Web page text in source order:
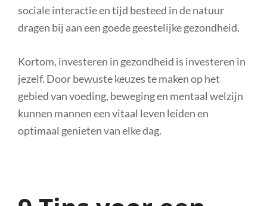
sociale interactie en tijd besteed in de natuur
dragen bij aan een goede geestelijke gezondheid.
Kortom, investeren in gezondheid is investeren in
jezelf. Door bewuste keuzes te maken op het
gebied van voeding, beweging en mentaal welzijn
kunnen mannen een vitaal leven leiden en
optimaal genieten van elke dag.